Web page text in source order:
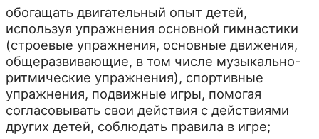
обогащать двигательный опыт детей,
используя упражнения основной гимнастики
(строевые упражнения, основные движения,
общеразвивающие, в том числе музыкально-
ритмические упражнения), спортивные
упражнения, подвижные игры, помогая
согласовывать свои действия с действиями
других детей, соблюдать правила в игре;